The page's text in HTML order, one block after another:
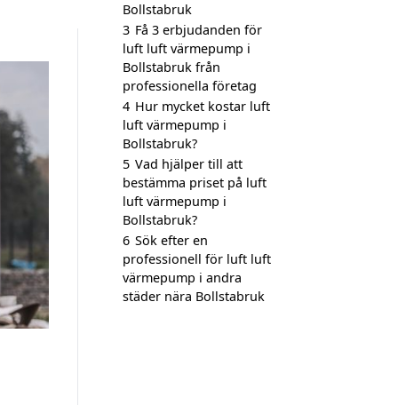
Bollstabruk
3 Få 3 erbjudanden för
luft luft värmepump i
Bollstabruk från
professionella företag
4 Hur mycket kostar luft
luft värmepump i
Bollstabruk?
5 Vad hjälper till att
bestämma priset på luft
luft värmepump i
Bollstabruk?
6 Sök efter en
professionell för luft luft
värmepump i andra
städer nära Bollstabruk